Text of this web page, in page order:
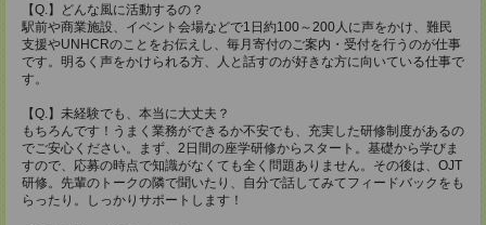
【Q.】どんな風に活動するの？
駅前や商業施設、イベント会場などで1日約100～200人に声をかけ、難民
支援やUNHCRのことをお伝えし、毎月寄付のご案内・受付を行うのが仕事
です。明るく声をかけられる方、人と話すのが好きな方に向いている仕事で
す。
【Q.】未経験でも、本当に大丈夫？
もちろんです！うまく業務ができるか不安でも、充実した研修制度があるの
でご安心ください。​まず、2日間の座学研修からスタート。基礎から学びま
すので、応募の時点で知識がなくても全く問題ありません。その後は、OJT
研修。先輩のトークの隣で聞いたり、自分で話してみてフィードバックをも
らったり。しっかりサポートします！